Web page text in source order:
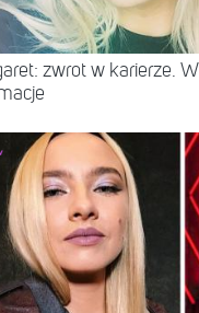
zwrot w karierze.